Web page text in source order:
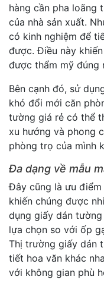
hàng cần pha loãng
của nhà sản xuất.
có kinh nghiệm để
được. Điều này
được thẩm mỹ đúng
Bên cạnh đó, sử
khó đổi mới căn
tường giá rẻ có thể
xu hướng và phong
phòng trọ của mình
Đa dạng về mẫu
Đây cũng là ưu
khiến chúng được
dụng giấy dán
lựa chọn so với ốp
Thị trường giấy dán
tiết hoa văn khác
với không gian phù